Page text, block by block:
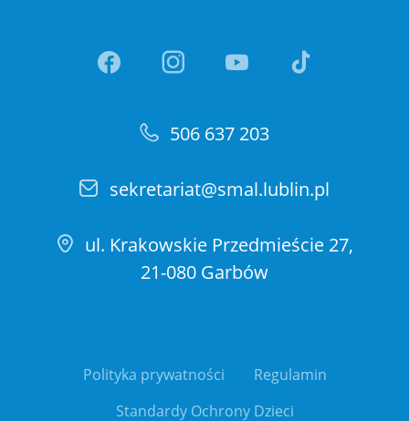
Link otwiera sie w nowej
Link otwiera sie w
Link otwiera
506 637 203
sekretariat@smal.lublin.pl
ul. Krakowskie Przedmieście 27,
21-080 Garbów
Polityka prywatności
Regulamin
Standardy Ochrony Dzieci